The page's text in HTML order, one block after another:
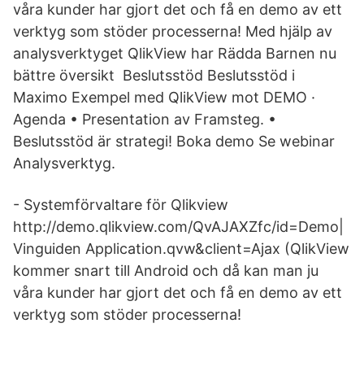
våra kunder har gjort det och få en demo av ett
verktyg som stöder processerna! Med hjälp av
analysverktyget QlikView har Rädda Barnen nu
bättre översikt Beslutsstöd Beslutsstöd i
Maximo Exempel med QlikView mot DEMO ·
Agenda • Presentation av Framsteg. •
Beslutsstöd är strategi! Boka demo Se webinar
Analysverktyg.
- Systemförvaltare för Qlikview
http://demo.qlikview.com/QvAJAXZfc/id=Demo|
Vinguiden Application.qvw&client=Ajax (QlikView
kommer snart till Android och då kan man ju
våra kunder har gjort det och få en demo av ett
verktyg som stöder processerna!